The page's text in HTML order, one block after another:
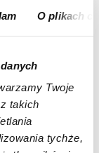
O plikach
Twoje
takich
tychże,